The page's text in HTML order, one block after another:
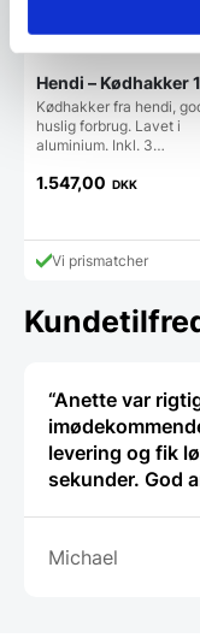
Hendi – Kødhakker
Kødhakker fra hendi,
huslig forbrug. Lavet i
aluminium. Inkl. 3…
1.547,00 DKK
Vi prismatcher
“Anette var
levering og fik
sekunder. God
Michael